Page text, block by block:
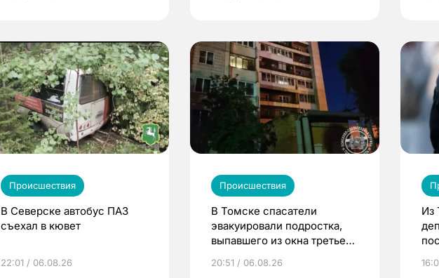
Происшествия
В Северске автобус ПАЗ
съехал в кювет
22:01 / 06.08.26
Происшествия
В Томске спасатели
эвакуировали подростка,
выпавшего из окна третьего
20:51 / 06.08.26
Из